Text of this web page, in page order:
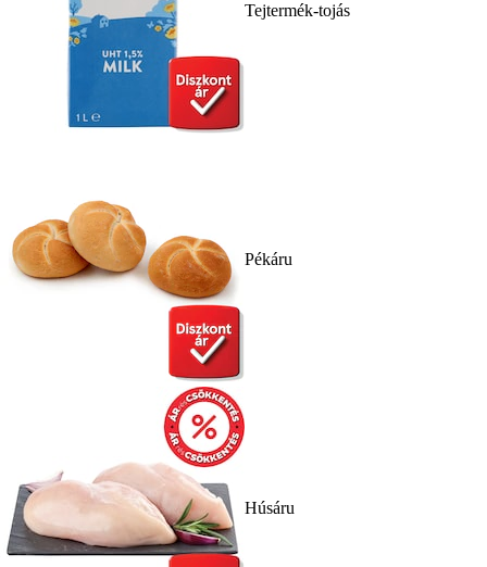
Tejtermék-tojás
Pékáru
Húsáru